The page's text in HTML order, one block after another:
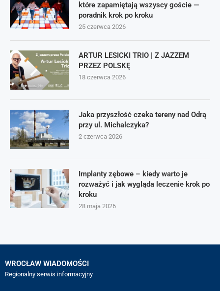
które zapamiętają wszyscy goście —
poradnik krok po kroku
25 czerwca 2026
ARTUR LESICKI TRIO | Z JAZZEM
PRZEZ POLSKĘ
18 czerwca 2026
Jaka przyszłość czeka tereny nad Odrą
przy ul. Michalczyka?
2 czerwca 2026
Implanty zębowe – kiedy warto je
rozważyć i jak wygląda leczenie krok po
kroku
28 maja 2026
WROCŁAW WIADOMOŚCI
Regionalny serwis informacyjny